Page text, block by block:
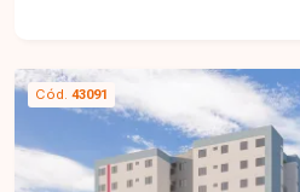
Cód. 43091